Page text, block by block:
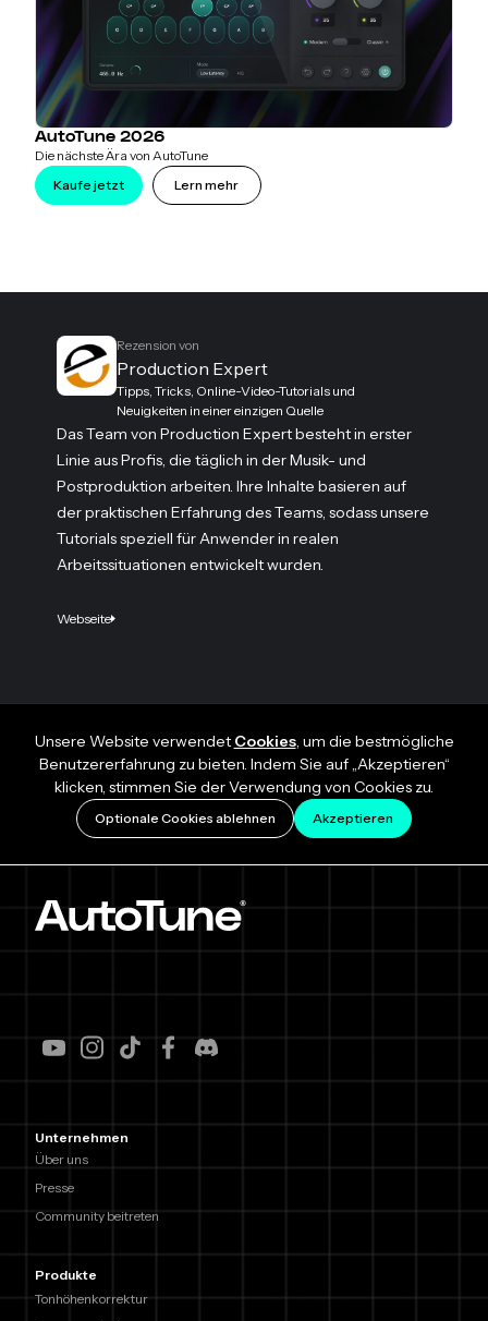
AutoTune 2026
Die nächste Ära von AutoTune
Kaufe jetzt
Lern mehr
Rezension von
Production Expert
Tipps, Tricks, Online-Video-Tutorials und
Neuigkeiten in einer einzigen Quelle
Das Team von Production Expert besteht in erster
Linie aus Profis, die täglich in der Musik- und
Postproduktion arbeiten. Ihre Inhalte basieren auf
der praktischen Erfahrung des Teams, sodass unsere
Tutorials speziell für Anwender in realen
Arbeitssituationen entwickelt wurden.
Webseite
Unsere Website verwendetCookies, um die bestmögliche
Benutzererfahrung zu bieten. Indem Sie auf „Akzeptieren“
klicken, stimmen Sie der Verwendung von Cookies zu.
Optionale Cookies ablehnen Akzeptieren
Unternehmen
Über uns
Presse
Community beitreten
Produkte
Tonhöhenkorrektur